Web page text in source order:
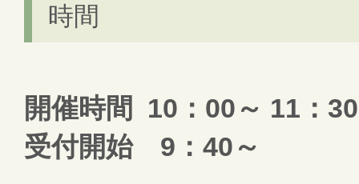
時間
開催時間 10：00～ 11：30
受付開始 9：40～